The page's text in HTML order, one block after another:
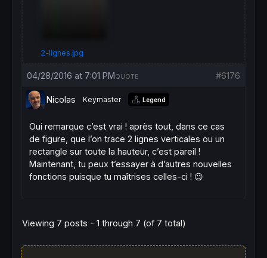
2-lignes.jpg
04/28/2016 at 7:01 PM #6176
QUOTE
Nicolas Keymaster Legend
Oui remarque c’est vrai ! après tout, dans ce cas
de figure, que l’on trace 2 lignes verticales ou un
rectangle sur toute la hauteur, c’est pareil !
Maintenant, tu peux t’essayer à d’autres nouvelles
fonctions puisque tu maîtrises celles-ci ! 😉
Viewing 7 posts - 1 through 7 (of 7 total)